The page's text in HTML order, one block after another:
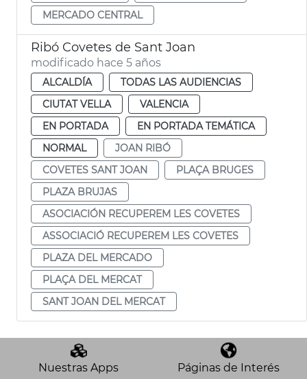
MERCADO CENTRAL
Ribó Covetes de Sant Joan
modificado hace 5 años
ALCALDÍA
TODAS LAS AUDIENCIAS
CIUTAT VELLA
VALENCIA
EN PORTADA
EN PORTADA TEMÁTICA
NORMAL
JOAN RIBÓ
COVETES SANT JOAN
PLAÇA BRUGES
PLAZA BRUJAS
ASOCIACIÓN RECUPEREM LES COVETES
ASSOCIACIÓ RECUPEREM LES COVETES
PLAZA DEL MERCADO
PLAÇA DEL MERCAT
SANT JOAN DEL MERCAT
Nuestras Apps Páginas de Interés